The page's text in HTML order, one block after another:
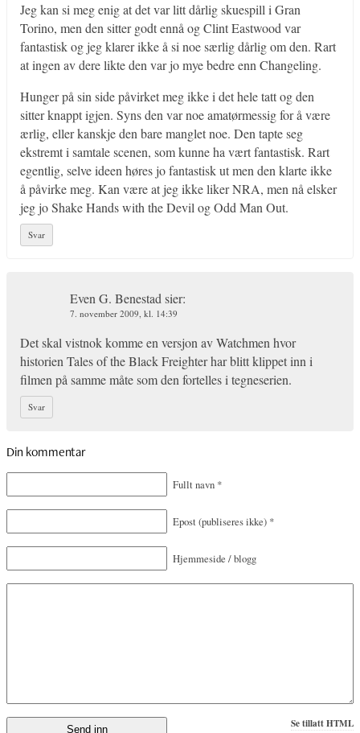
Jeg kan si meg enig at det var litt dårlig skuespill i Gran
Torino, men den sitter godt ennå og Clint Eastwood var
fantastisk og jeg klarer ikke å si noe særlig dårlig om den. Rart
at ingen av dere likte den var jo mye bedre enn Changeling.
Hunger på sin side påvirket meg ikke i det hele tatt og den
sitter knappt igjen. Syns den var noe amatørmessig for å være
ærlig, eller kanskje den bare manglet noe. Den tapte seg
ekstremt i samtale scenen, som kunne ha vært fantastisk. Rart
egentlig, selve ideen høres jo fantastisk ut men den klarte ikke
å påvirke meg. Kan være at jeg ikke liker NRA, men nå elsker
jeg jo Shake Hands with the Devil og Odd Man Out.
Svar
Even G. Benestadsier:
7. november 2009, kl. 14:39
Det skal vistnok komme en versjon av Watchmen hvor
historien Tales of the Black Freighter har blitt klippet inn i
filmen på samme måte som den fortelles i tegneserien.
Svar
Din kommentar
Fullt navn *
Epost(publiseres ikke) *
Hjemmeside / blogg
Se tillatt HTML